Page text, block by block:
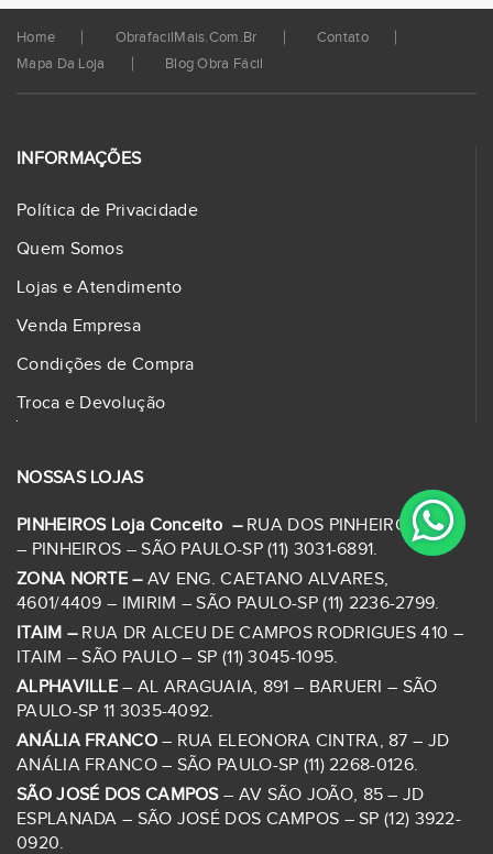
Home ObrafacilMais.com.br
Contato
Mapa Da Loja
Blog Obra Fácil
INFORMAÇÕES
Política de Privacidade
Quem Somos
Lojas e Atendimento
Venda Empresa
Condições de Compra
Troca e Devolução
NOSSAS LOJAS
PINHEIROS Loja Conceito – RUA DOS PINHEIROS, 1278
– PINHEIROS – SÃO PAULO-SP (11) 3031-6891.
ZONA NORTE – AV ENG. CAETANO ALVARES,
4601/4409 – IMIRIM – SÃO PAULO-SP (11) 2236-2799.
ITAIM – RUA DR ALCEU DE CAMPOS RODRIGUES 410 –
ITAIM – SÃO PAULO – SP (11) 3045-1095.
ALPHAVILLE – AL ARAGUAIA, 891 – BARUERI – SÃO
PAULO-SP 11 3035-4092.
ANÁLIA FRANCO– RUA ELEONORA CINTRA, 87 – JD
ANÁLIA FRANCO – SÃO PAULO-SP (11) 2268-0126.
SÃO JOSÉ DOS CAMPOS– AV SÃO JOÃO, 85 – JD
ESPLANADA – SÃO JOSÉ DOS CAMPOS – SP (12) 3922-
0920.